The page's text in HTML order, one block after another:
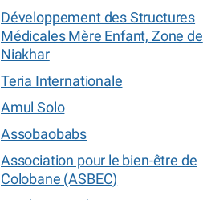
Développement des Structures
Médicales Mère Enfant, Zone de
Niakhar
Teria Internationale
Amul Solo
Assobaobabs
Association pour le bien-être de
Colobane (ASBEC)